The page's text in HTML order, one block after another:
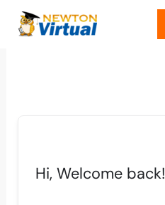
Hi, Welcome back!